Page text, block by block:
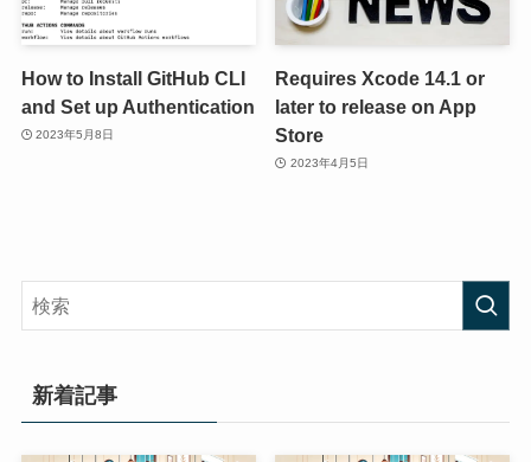
How to Install GitHub CLI
and Set up Authentication
2023年5月8日
Requires Xcode 14.1 or
later to release on App
Store
2023年4月5日
新着記事